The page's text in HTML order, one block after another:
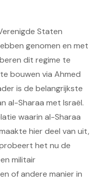
Staten
genomen en met
dit regime te
bouwen via Ahmed
is de belangrijkste
al-Sharaa met Israël.
waarin al-Sharaa
hier deel van uit,
het nu de
militair
of andere manier in